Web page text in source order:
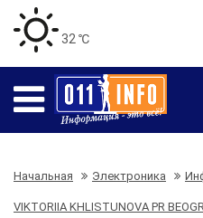
32 ℃
Начальная Электроника
VIKTORIIA KHLISTUNOVA PR